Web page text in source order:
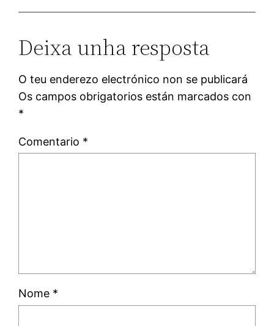
Deixa unha resposta
O teu enderezo electrónico non se publicará
Os campos obrigatorios están marcados con
*
Comentario *
Nome *